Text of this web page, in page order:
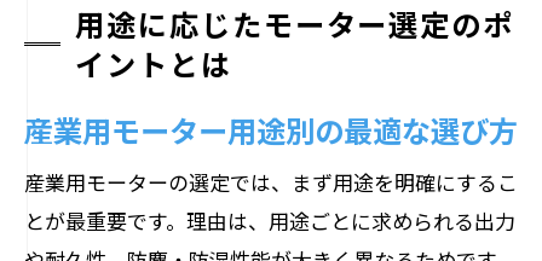
用途に応じたモーター選定のポ
イントとは
産業用モーター用途別の最適な選び方
産業用モーターの選定では、まず用途を明確にするこ
とが最重要です。理由は、用途ごとに求められる出力